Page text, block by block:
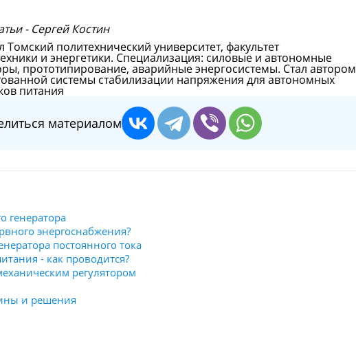
- Сергей Костин
Томский политехнический университет, факультет
и энергетики. Специализация: силовые и автономные
прототипирование, аварийные энергосистемы. Стал автором
системы стабилизации напряжения для автономных
питания
материалом
генератора
энергоснабжения?
постоянного тока
- как проводится?
регулятором
и решения